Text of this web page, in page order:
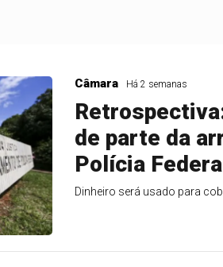
Câmara Há 2 semanas
de parte da
Polícia Federal
Dinheiro será usado para